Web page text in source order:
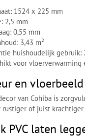
1524 x 225 mm
2,5 mm
0,55 mm
3,43 m²
huishoudelijk gebruik:
voor vloerverwarming
en vloerbeeld
van Cohiba is
rustiger of juist krachtiger
PVC laten